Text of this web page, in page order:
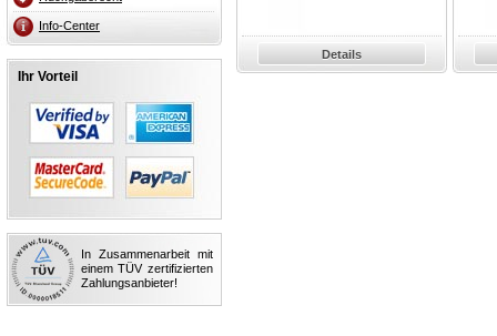
Info-Center
Ihr Vorteil
In Zusammenarbeit mit
einem TÜV zertifizierten
Zahlungsanbieter!
Details